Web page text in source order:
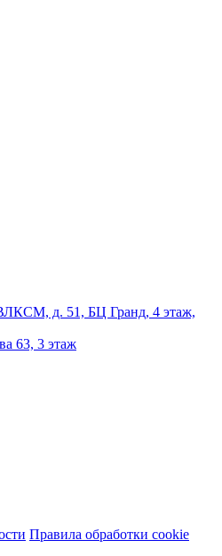
д. 51, БЦ Гранд, 4 этаж,
63, 3 этаж
Правила обработки cookie